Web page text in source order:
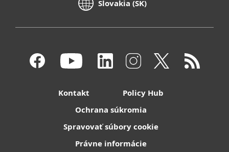
Slovakia (SK)
Kontakt
Policy Hub
Ochrana súkromia
Spravovať súbory cookie
Právne informácie